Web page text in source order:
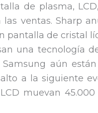
de plasma,
ventas. Sharp
pantalla de cristal
una tecnología
aún
a la siguiente
muevan